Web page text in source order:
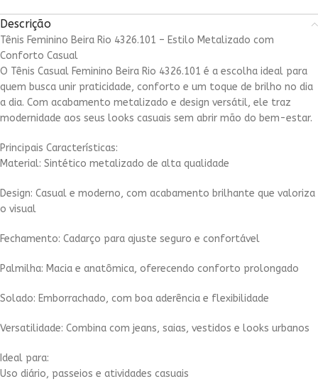
Descrição
Tênis Feminino Beira Rio 4326.101 – Estilo Metalizado com
Conforto Casual
O Tênis Casual Feminino Beira Rio 4326.101 é a escolha ideal para
quem busca unir praticidade, conforto e um toque de brilho no dia
a dia. Com acabamento metalizado e design versátil, ele traz
modernidade aos seus looks casuais sem abrir mão do bem-estar.
Principais Características:
Material: Sintético metalizado de alta qualidade
Design: Casual e moderno, com acabamento brilhante que valoriza
o visual
Fechamento: Cadarço para ajuste seguro e confortável
Palmilha: Macia e anatômica, oferecendo conforto prolongado
Solado: Emborrachado, com boa aderência e flexibilidade
Versatilidade: Combina com jeans, saias, vestidos e looks urbanos
Ideal para:
Uso diário, passeios e atividades casuais